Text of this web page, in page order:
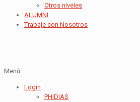
Otros niveles
ALUMNI
Trabaje con Nosotros
Menú
Login
PHIDIAS